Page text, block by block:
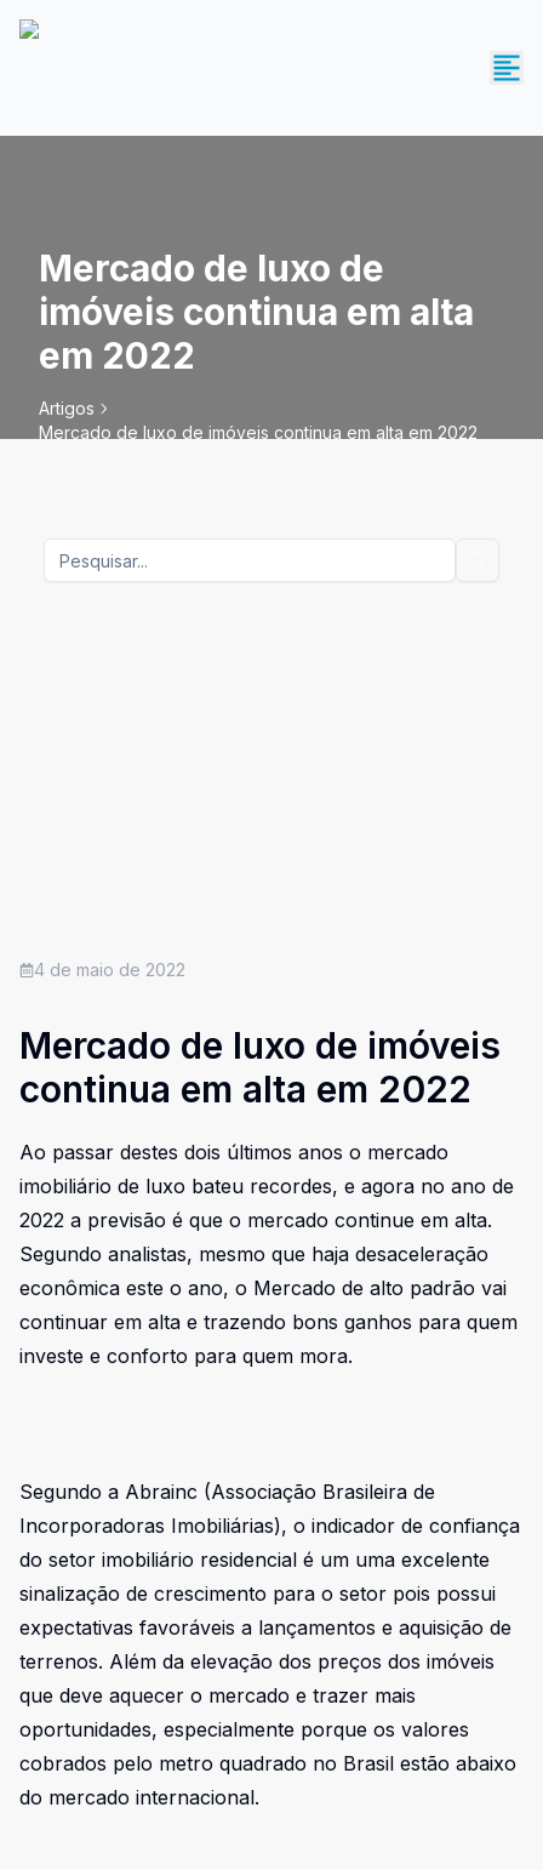
Mercado de luxo de
imóveis continua em alta
em 2022
Artigos
Mercado de luxo de imóveis continua em alta em 2022
4 de maio de 2022
Mercado de luxo de imóveis
continua em alta em 2022
Ao passar destes dois últimos anos o mercado
imobiliário de luxo bateu recordes, e agora no ano de
2022 a previsão é que o mercado continue em alta.
Segundo analistas, mesmo que haja desaceleração
econômica este o ano, o Mercado de alto padrão vai
continuar em alta e trazendo bons ganhos para quem
investe e conforto para quem mora.
Segundo a Abrainc (Associação Brasileira de
Incorporadoras Imobiliárias), o indicador de confiança
do setor imobiliário residencial é um uma excelente
sinalização de crescimento para o setor pois possui
expectativas favoráveis a lançamentos e aquisição de
terrenos. Além da elevação dos preços dos imóveis
que deve aquecer o mercado e trazer mais
oportunidades, especialmente porque os valores
cobrados pelo metro quadrado no Brasil estão abaixo
do mercado internacional.